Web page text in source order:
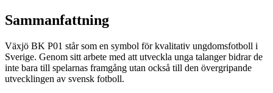
Sammanfattning
Växjö BK P01 står som en symbol för kvalitativ ungdomsfotboll i
Sverige. Genom sitt arbete med att utveckla unga talanger bidrar de
inte bara till spelarnas framgång utan också till den övergripande
utvecklingen av svensk fotboll.